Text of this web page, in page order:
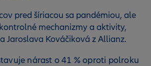
pred šíriacou sa pandémiou, ale
mechanizmy a aktivity,
Jaroslava Kováčiková z Allianz.
nárast o 41 % oproti polroku